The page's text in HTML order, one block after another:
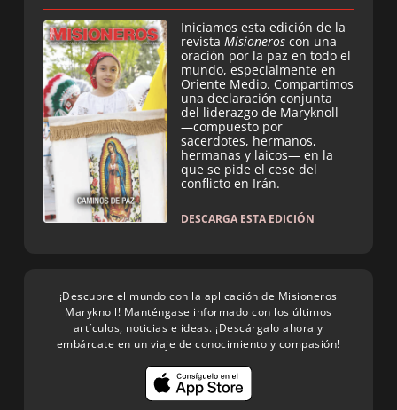
Iniciamos esta edición de la
revista Misioneros con una
oración por la paz en todo el
mundo, especialmente en
Oriente Medio. Compartimos
una declaración conjunta
del liderazgo de Maryknoll
—compuesto por
sacerdotes, hermanos,
hermanas y laicos— en la
que se pide el cese del
conflicto en Irán.
DESCARGA ESTA EDICIÓN
¡Descubre el mundo con la aplicación de Misioneros
Maryknoll! Manténgase informado con los últimos
artículos, noticias e ideas. ¡Descárgalo ahora y
embárcate en un viaje de conocimiento y compasión!